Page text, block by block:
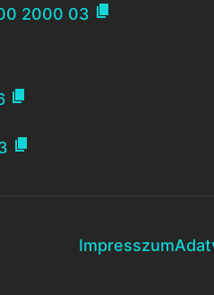
2000 03 


Impresszum